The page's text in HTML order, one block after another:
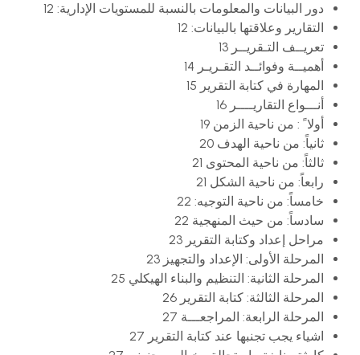
دور البيانات والمعلومات بالنسبة للمستويات الإدارية: 12
التقارير وعلاقتها بالبيانات: 12
تعريــف التـقريــر 13
أهميــة وفوائــد التقـريـر 14
المهارة في كتابة التقرير 15
أنـــواع التقاريــــر 16
أولا ً : من ناحية الزمن 19
ثانياً: من ناحية الهدف 20
ثالثاً: من ناحية المحتوى 21
رابعاً: من ناحية الشكل 21
خامساً: من ناحية التوجيه: 22
سادساً: من حيث المنهجية 22
مراحل إعداد وكتابة التقرير 23
المرحلة الأولى: الإعداد والتجهيز 23
المرحلة الثانية: التنظيم والبناء الهيكلي 25
المرحلة الثالثة: كتابة التقرير 26
المرحلة الرابعة: المراجعـــة 27
اشياء يجب تجنبها عند كتابة التقرير 27